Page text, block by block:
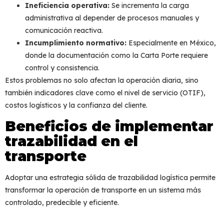
Ineficiencia operativa: Se incrementa la carga
administrativa al depender de procesos manuales y
comunicación reactiva.
Incumplimiento normativo: Especialmente en México,
donde la documentación como la Carta Porte requiere
control y consistencia.
Estos problemas no solo afectan la operación diaria, sino
también indicadores clave como el nivel de servicio (OTIF),
costos logísticos y la confianza del cliente.
Beneficios de implementar
trazabilidad en el
transporte
Adoptar una estrategia sólida de trazabilidad logística permite
transformar la operación de transporte en un sistema más
controlado, predecible y eficiente.